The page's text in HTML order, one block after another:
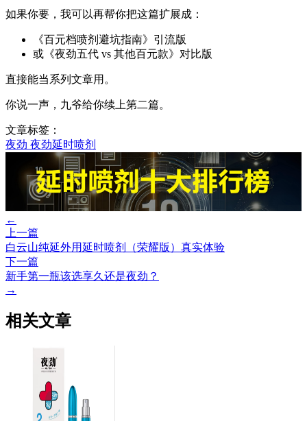
如果你要，我可以再帮你把这篇扩展成：
《百元档喷剂避坑指南》引流版
或《夜劲五代 vs 其他百元款》对比版
直接能当系列文章用。
你说一声，九爷给你续上第二篇。
文章标签：
夜劲 夜劲延时喷剂
←
上一篇
白云山纯延外用延时喷剂（荣耀版）真实体验
下一篇
新手第一瓶该选享久还是夜劲？
→
相关文章